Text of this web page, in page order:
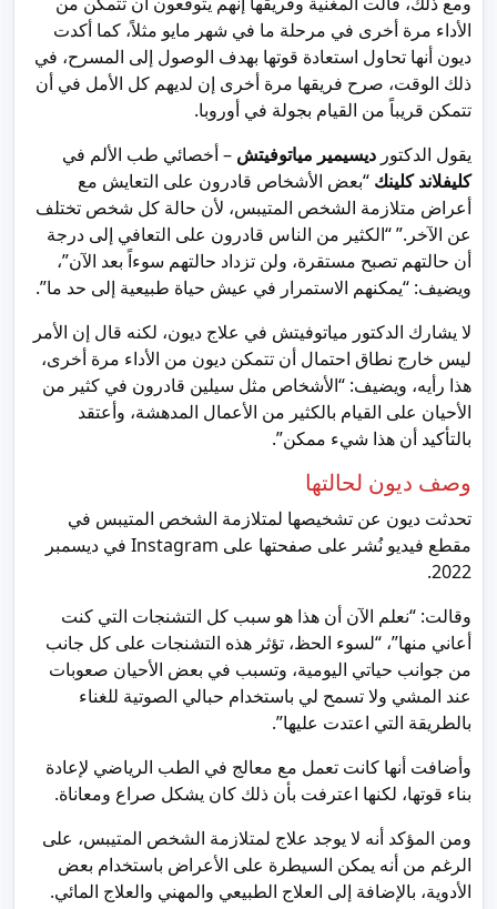
الأداء مرة أخرى في مرحلة ما في شهر مايو مثلاً، كما أكدت
ديون أنها تحاول استعادة قوتها بهدف الوصول إلى المسرح، في
ذلك الوقت، صرح فريقها مرة أخرى إن لديهم كل الأمل في أن
تتمكن قريباً من القيام بجولة في أوروبا.
يقول الدكتور ديسيمير مياتوفيتش – أخصائي طب الألم في
كليفلاند كلينك “بعض الأشخاص قادرون على التعايش مع
أعراض متلازمة الشخص المتيبس، لأن حالة كل شخص تختلف
عن الآخر.” “الكثير من الناس قادرون على التعافي إلى درجة
أن حالتهم تصبح مستقرة، ولن تزداد حالتهم سوءاً بعد الآن”،
ويضيف: “يمكنهم الاستمرار في عيش حياة طبيعية إلى حد ما”.
لا يشارك الدكتور مياتوفيتش في علاج ديون، لكنه قال إن الأمر
ليس خارج نطاق احتمال أن تتمكن ديون من الأداء مرة أخرى،
هذا رأيه، ويضيف: “الأشخاص مثل سيلين قادرون في كثير من
الأحيان على القيام بالكثير من الأعمال المدهشة، وأعتقد
بالتأكيد أن هذا شيء ممكن”.
وصف ديون لحالتها
تحدثت ديون عن تشخيصها لمتلازمة الشخص المتيبس في
مقطع فيديو نُشر على صفحتها على Instagram في ديسمبر
2022.
وقالت: “نعلم الآن أن هذا هو سبب كل التشنجات التي كنت
أعاني منها”، “لسوء الحظ، تؤثر هذه التشنجات على كل جانب
من جوانب حياتي اليومية، وتسبب في بعض الأحيان صعوبات
عند المشي ولا تسمح لي باستخدام حبالي الصوتية للغناء
بالطريقة التي اعتدت عليها”.
وأضافت أنها كانت تعمل مع معالج في الطب الرياضي لإعادة
بناء قوتها، لكنها اعترفت بأن ذلك كان يشكل صراع ومعاناة.
ومن المؤكد أنه لا يوجد علاج لمتلازمة الشخص المتيبس، على
الرغم من أنه يمكن السيطرة على الأعراض باستخدام بعض
الأدوية، بالإضافة إلى العلاج الطبيعي والمهني والعلاج المائي.